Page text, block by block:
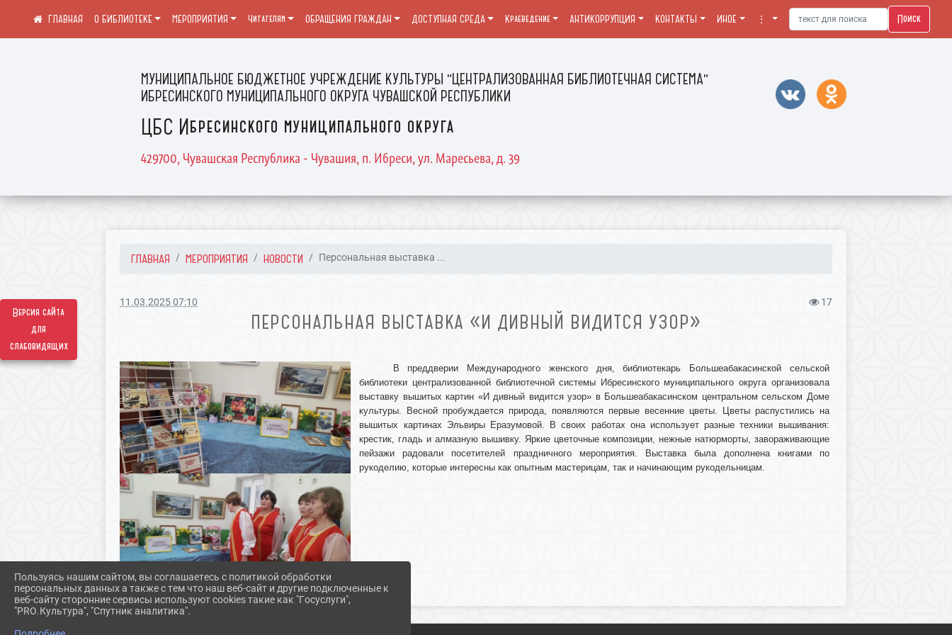
Версия сайта
для
слабовидящих
МУНИЦИПАЛЬНОЕ БЮДЖЕТНОЕ УЧРЕЖДЕНИЕ КУЛЬТУРЫ "ЦЕНТРАЛИЗОВАННАЯ БИБЛИОТЕЧНАЯ СИСТЕМА"
ИБРЕСИНСКОГО МУНИЦИПАЛЬНОГО ОКРУГА ЧУВАШСКОЙ РЕСПУБЛИКИ
ЦБС Ибресинского муниципального округа
429700, Чувашская Республика - Чувашия, п. Ибреси, ул. Маресьева, д. 39
О БИБЛИОТЕКЕ МЕРОПРИЯТИЯ Читателям ОБРАЩЕНИЯ ГРАЖДАН ДОСТУПНАЯ СРЕДА Краеведение АНТИКОРРУПЦИЯ КОНТАКТЫ ИНОЕ ⋮ Поиск
ГЛАВНАЯ МЕРОПРИЯТИЯ НОВОСТИ Персональная выставка ...
11.03.2025 07:10 17
ПЕРСОНАЛЬНАЯ ВЫСТАВКА «И ДИВНЫЙ ВИДИТСЯ УЗОР»
В преддверии Международного женского дня, библиотекарь Большеабакасинской сельской
библиотеки централизованной библиотечной системы Ибресинского муниципального округа организовала
выставку вышитых картин «И дивный видится узор» в Большеабакасинском центральном сельском Доме
культуры.
Весной пробуждается природа, появляются первые весенние цветы. Цветы распустились на
вышитых картинах Эльвиры Еразумовой. В своих работах она использует разные техники вышивания:
крестик, гладь и алмазную вышивку. Яркие цветочные композиции, нежные натюрморты, завораживающие
пейзажи радовали посетителей праздничного мероприятия. Выставка была дополнена книгами по
рукоделию, которые интересны как опытным мастерицам, так и начинающим рукодельницам.
Пользуясь нашим сайтом, вы соглашаетесь с политикой обработки
персональных данных а также с тем что наш веб-сайт и другие подключенные к
веб-сайту сторонние сервисы используют cookies такие как "Госуслуги",
"PRO.Культура", "Спутник аналитика".